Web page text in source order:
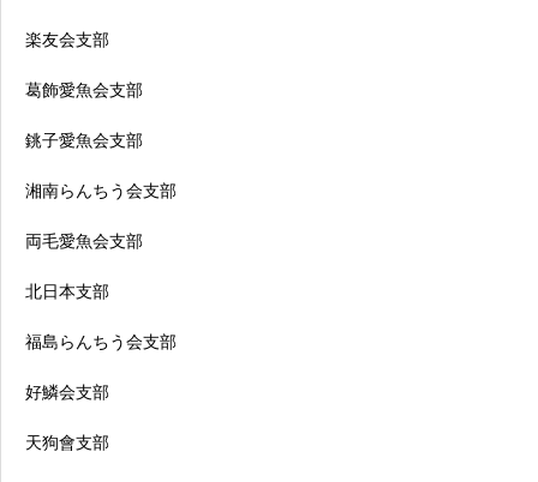
楽友会支部
葛飾愛魚会支部
銚子愛魚会支部
湘南らんちう会支部
両毛愛魚会支部
北日本支部
福島らんちう会支部
好鱗会支部
天狗會支部